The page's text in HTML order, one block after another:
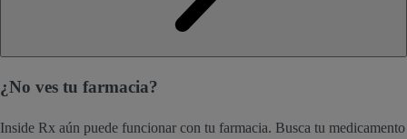
¿No ves tu farmacia?
Inside Rx aún puede funcionar con tu farmacia. Busca tu medicamento